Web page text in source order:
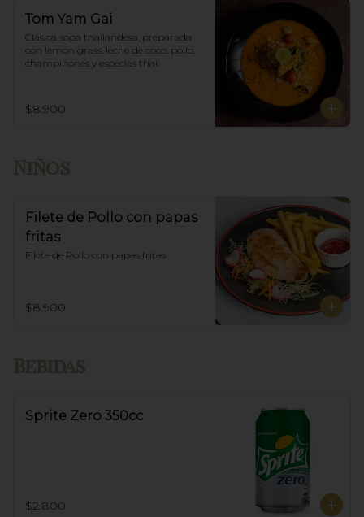
Tom Yam Gai
Clásica sopa thailandesa, preparada
con lemon grass, leche de coco, pollo,
champiñones y especias thai.
$8.900
Filete de Pollo con papas
fritas
Filete de Pollo con papas fritas
$8.900
Sprite Zero 350cc
$2.800